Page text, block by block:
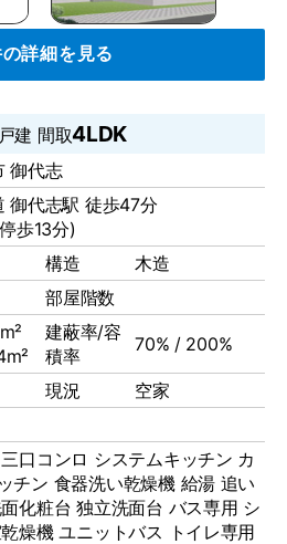
詳細を見る
建 間取4LDK
御代志
御代志駅 徒歩47分
歩13分)
構造
木造
部屋階数
建蔽率/容
積率
70% / 200%
現況
空家
三口コンロ システムキッチン カ
チン 食器洗い乾燥機 給湯 追い
化粧台 独立洗面台 バス専用 シ
燥機 ユニットバス トイレ専用